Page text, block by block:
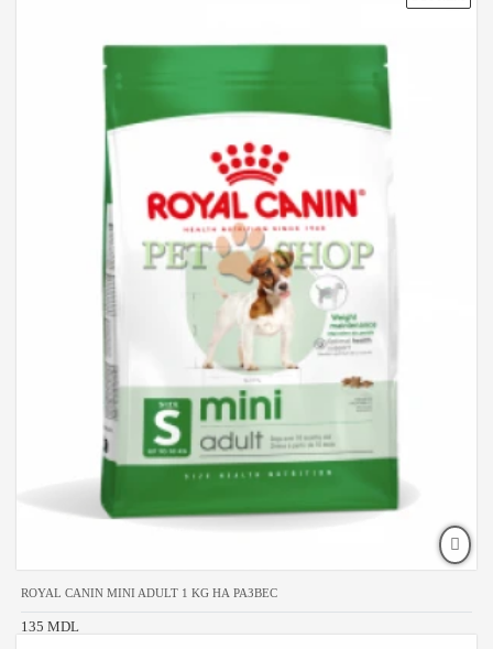
ROYAL CANIN MINI ADULT 1 KG НА РАЗВЕС
135 MDL